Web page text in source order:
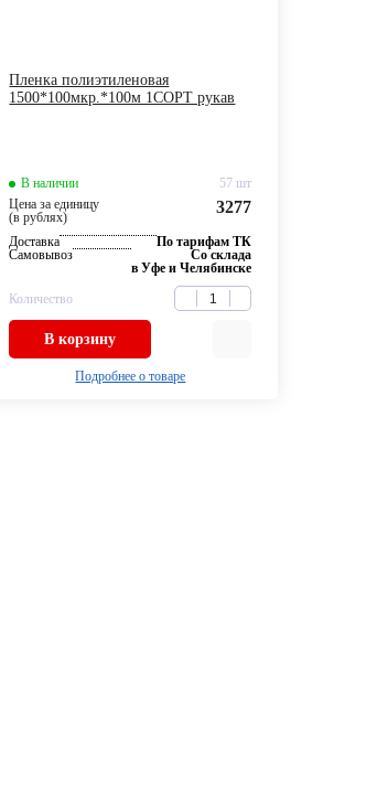
Пленка полиэтиленовая
1500*100мкр.*100м 1СОРТ рукав
В наличии
57 шт
Цена за единицу
(в рублях)
3277
Доставка
По тарифам ТК
Самовывоз
Со склада
в Уфе и Челябинске
Количество
В корзину
Подробнее о товаре